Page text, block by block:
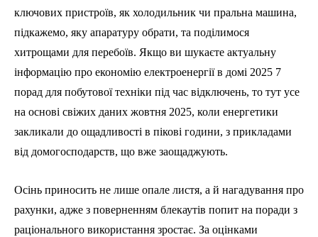
ключових пристроїв, як холодильник чи пральна машина,
підкажемо, яку апаратуру обрати, та поділимося
хитрощами для перебоїв. Якщо ви шукаєте актуальну
інформацію про економію електроенергії в домі 2025 7
порад для побутової техніки під час відключень, то тут усе
на основі свіжих даних жовтня 2025, коли енергетики
закликали до ощадливості в пікові години, з прикладами
від домогосподарств, що вже заощаджують.
Осінь приносить не лише опале листя, а й нагадування про
рахунки, адже з поверненням блекаутів попит на поради з
раціонального використання зростає. За оцінками